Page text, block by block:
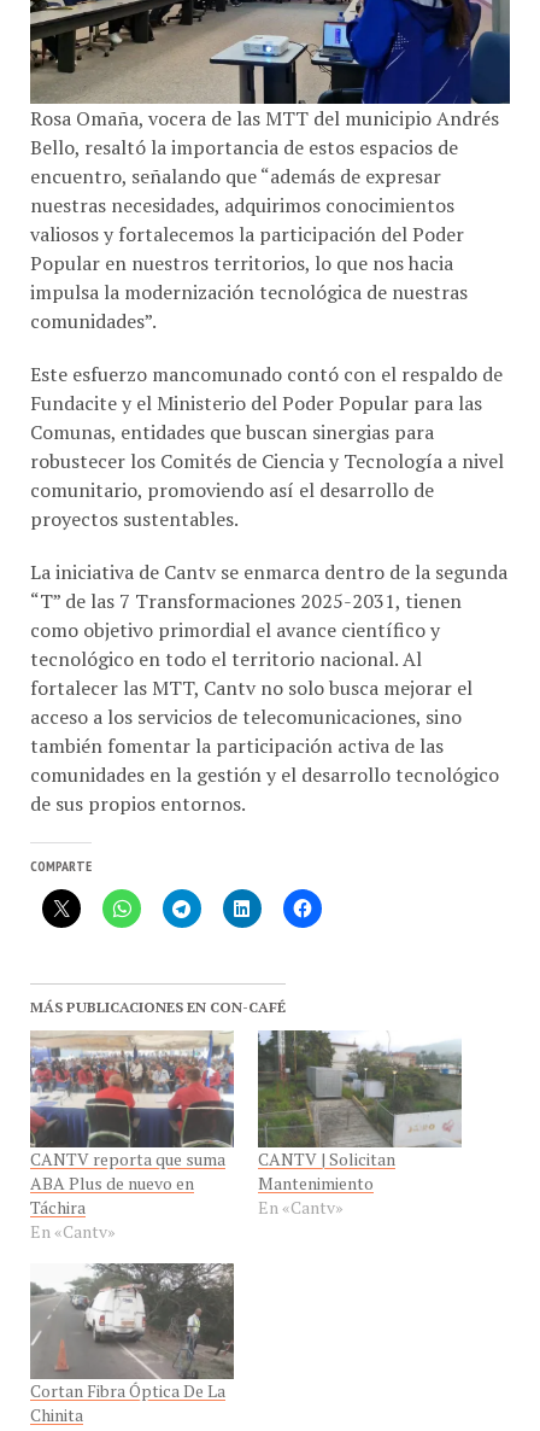
Rosa Omaña, vocera de las MTT del municipio Andrés
Bello, resaltó la importancia de estos espacios de
encuentro, señalando que “además de expresar
nuestras necesidades, adquirimos conocimientos
valiosos y fortalecemos la participación del Poder
Popular en nuestros territorios, lo que nos hacia
impulsa la modernización tecnológica de nuestras
comunidades”.
Fundacite y el Ministerio del Poder Popular para las
Comunas, entidades que buscan sinergias para
robustecer los Comités de Ciencia y Tecnología a nivel
comunitario, promoviendo así el desarrollo de
proyectos sustentables.
“T” de las 7 Transformaciones 2025-2031, tienen
como objetivo primordial el avance científico y
tecnológico en todo el territorio nacional. Al
fortalecer las MTT, Cantv no solo busca mejorar el
acceso a los servicios de telecomunicaciones, sino
también fomentar la participación activa de las
comunidades en la gestión y el desarrollo tecnológico
de sus propios entornos.
COMPARTE
MÁS PUBLICACIONES EN CON-CAFÉ
CANTV reporta que suma
ABA Plus de nuevo en
Táchira
En «Cantv»
CANTV | Solicitan
Mantenimiento
En «Cantv»
Cortan Fibra Óptica De La
Chinita
En «Cantv»